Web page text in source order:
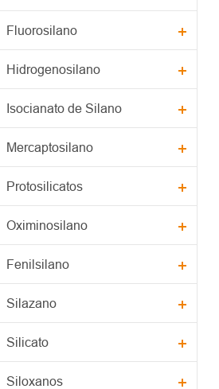
Fluorosilano
Hidrogenosilano
Isocianato de Silano
Mercaptosilano
Protosilicatos
Oximinosilano
Fenilsilano
Silazano
Silicato
Siloxanos